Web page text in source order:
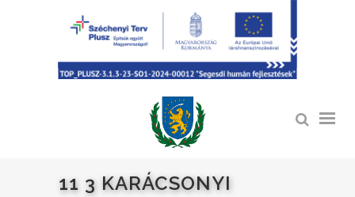
11 3 KARÁCSONYI